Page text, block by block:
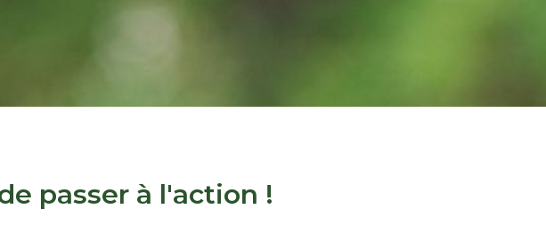
passer à l'action !